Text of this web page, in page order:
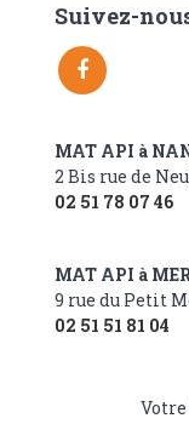
Suivez-
MAT API à
2 Bis rue de
02 51 78 07 46
MAT API à
9 rue du Petit
02 51 51 81 04